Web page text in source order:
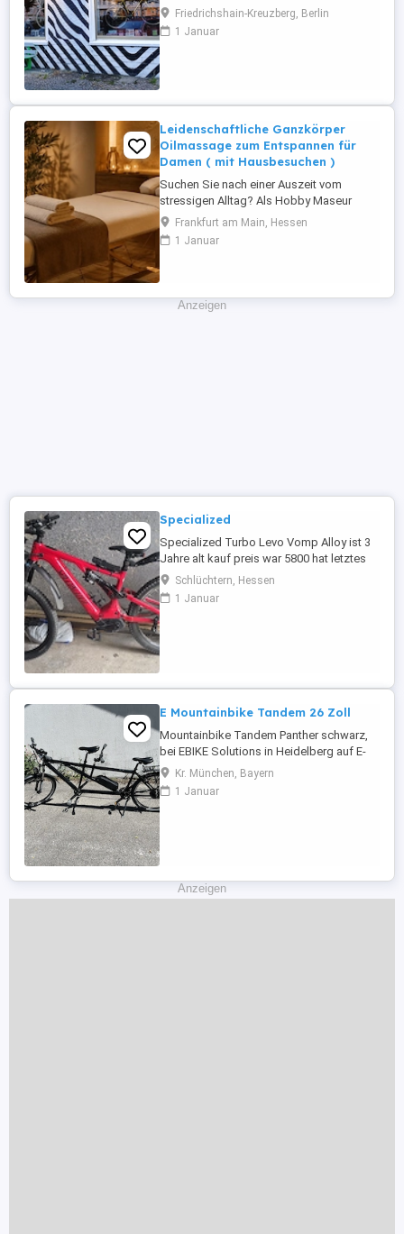
Gravel, Trekking usw. Ob moderne
gebrauchte Räder oder Klassische
Mountain bikes, vintage die z.T. aussehen
Friedrichshain-Kreuzberg, Berlin
1 Januar
Leidenschaftliche Ganzkörper
Oilmassage zum Entspannen für
Damen ( mit Hausbesuchen )
Suchen Sie nach einer Auszeit vom
stressigen Alltag? Als Hobby Maseur
biete ich Ihnen entspannende
Gesellschaft u. Ganzkörper Oil massagen
direkt in Ihrem vertrauten Zuhause an. Ich
kräftigere Griffe bei hartnäckigen
Verspannungen. ...
Frankfurt am Main, Hessen
1 Januar
Anzeigen
Specialized
Specialized Turbo Levo Vomp Alloy ist 3
Jahre alt kauf preis war 5800 hat letztes
jahr ein neues Ritzel bekommen
Schlüchtern, Hessen
1 Januar
E Mountainbike Tandem 26 Zoll
Mountainbike Tandem Panther schwarz,
bei EBIKE Solutions in Heidelberg auf E-
Hinterradantrieb umgerüstet. Merkmale:
26 Zoll, Alurahmen, Unisex Erwachsene,
Shimano - Deore 27 Gang
Kr. München, Bayern
1 Januar
Anzeigen